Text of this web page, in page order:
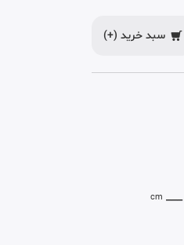
سبد خرید (+)
___
cm